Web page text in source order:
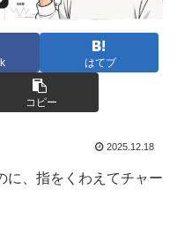
はてブ
コピー
2025.12.18
に、指をくわえてチャー